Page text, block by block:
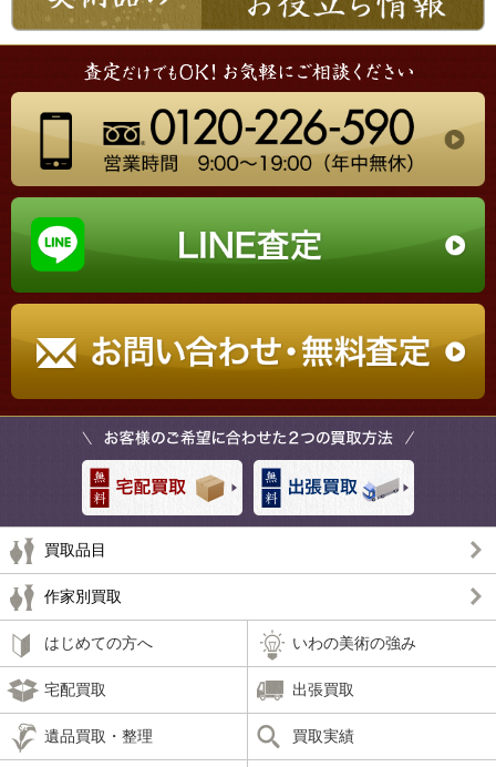
買取品目
作家別買取
はじめての方へ いわの美術の強み
宅配買取 出張買取
遺品買取・整理 買取実績